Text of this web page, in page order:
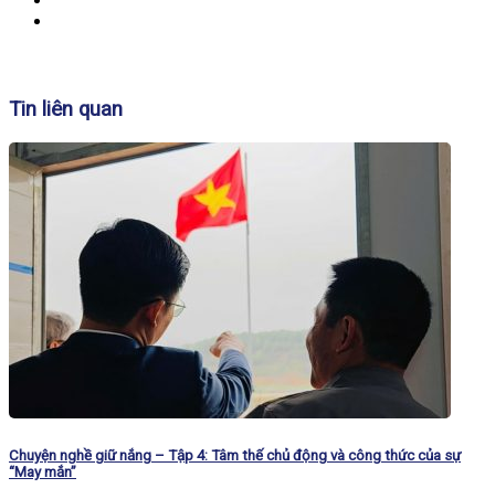
Tin liên quan
Chuyện nghề giữ nắng – Tập 4: Tâm thế chủ động và công thức của sự
“May mắn”